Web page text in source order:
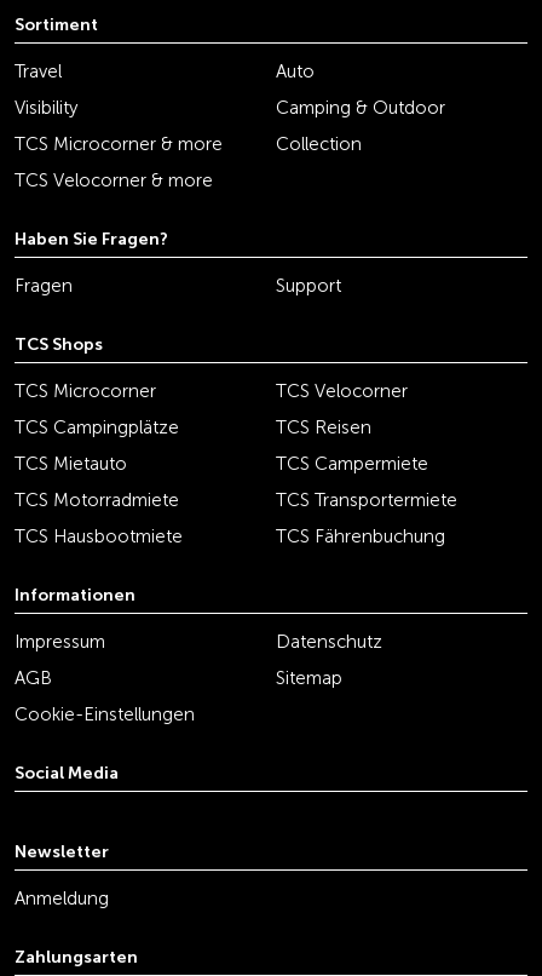
Sortiment
Travel
Auto
Visibility
Camping & Outdoor
TCS Microcorner & more
Collection
TCS Velocorner & more
Haben Sie Fragen?
Fragen Support
TCS Shops
TCS Microcorner
TCS Velocorner
TCS Campingplätze
TCS Reisen
TCS Mietauto
TCS Campermiete
TCS Motorradmiete
TCS Transportermiete
TCS Hausbootmiete
TCS Fährenbuchung
Informationen
Impressum
Datenschutz
AGB
Sitemap
Cookie-Einstellungen
Social Media
Newsletter
Anmeldung
Zahlungsarten